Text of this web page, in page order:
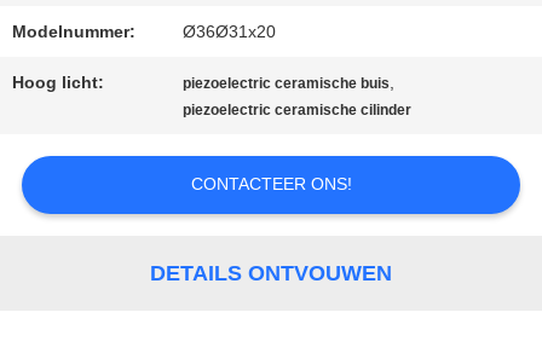
OM EEN
CITAAT
SITEMAP
Modelnummer: Ø36Ø31x20
Hoog licht: piezoelectric ceramische buis,
piezoelectric ceramische cilinder
CONTACTEER ONS!
DETAILS ONTVOUWEN